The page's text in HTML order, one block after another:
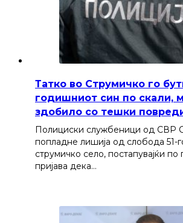
Татко во Струмичко го
годишниот син по скали,
здобило со тешки
Полициски службеници од СВР
попладне лишија од слобода 51-
струмичко село, постапувајќи по
пријава дека…